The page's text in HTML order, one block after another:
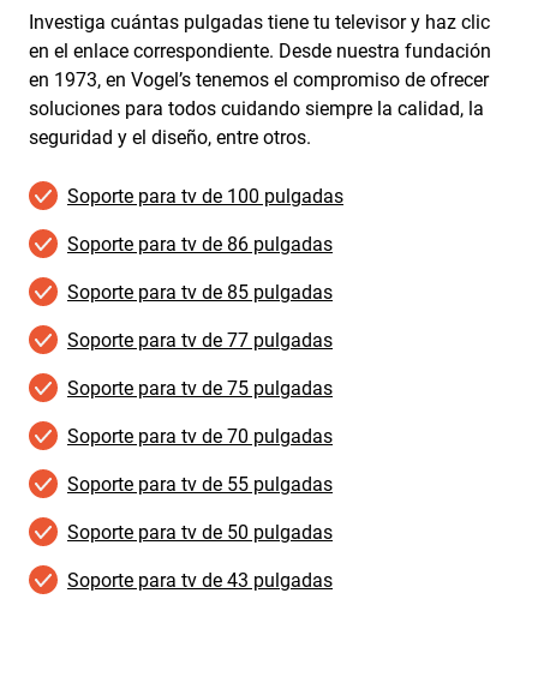
Investiga cuántas pulgadas tiene tu televisor y haz clic
en el enlace correspondiente. Desde nuestra fundación
en 1973, en Vogel’s tenemos el compromiso de ofrecer
soluciones para todos cuidando siempre la calidad, la
seguridad y el diseño, entre otros.
Soporte para tv de 100 pulgadas
Soporte para tv de 86 pulgadas
Soporte para tv de 85 pulgadas
Soporte para tv de 77 pulgadas
Soporte para tv de 75 pulgadas
Soporte para tv de 70 pulgadas
Soporte para tv de 55 pulgadas
Soporte para tv de 50 pulgadas
Soporte para tv de 43 pulgadas